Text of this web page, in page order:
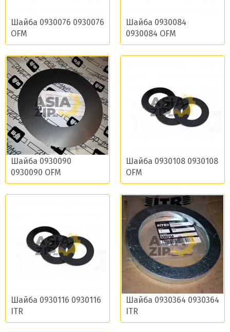
Шайба 0930076 0930076
OFM
Шайба 0930084
0930084 OFM
Шайба 0930090
0930090 OFM
Шайба 0930108 0930108
OFM
Шайба 0930116 0930116
ITR
Шайба 0930364 0930364
ITR